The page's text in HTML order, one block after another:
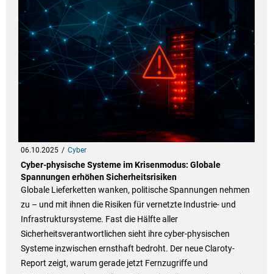
06.10.2025 Cyber
Cyber-physische Systeme im Krisenmodus: Globale
Spannungen erhöhen Sicherheitsrisiken
Globale Lieferketten wanken, politische Spannungen nehmen
zu – und mit ihnen die Risiken für vernetzte Industrie- und
Infrastruktursysteme. Fast die Hälfte aller
Sicherheitsverantwortlichen sieht ihre cyber-physischen
Systeme inzwischen ernsthaft bedroht. Der neue Claroty-
Report zeigt, warum gerade jetzt Fernzugriffe und